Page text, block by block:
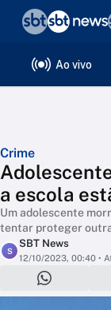
Ao vivo
Crime
a escola
Um adolescente
tentar proteger
S
SBT News
12/10/2023, 00:40 •
❮voltar